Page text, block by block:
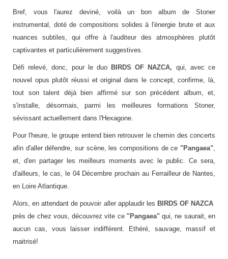
Bref, vous l'aurez deviné, voilà un bon album de Stoner
instrumental, doté de compositions solides à l'énergie brute et aux
nuances subtiles, qui offre à l'auditeur des atmosphères plutôt
captivantes et particulièrement suggestives.
Défi relevé, donc, pour le duo BIRDS OF NAZCA, qui, avec ce
nouvel opus plutôt réussi et original dans le concept, confirme, là,
tout son talent déjà bien affirmé sur son précédent album, et,
s'installe, désormais, parmi les meilleures formations Stoner,
sévissant actuellement dans l'Hexagone.
Pour l'heure, le groupe entend bien retrouver le chemin des concerts
afin d'aller défendre, sur scène, les compositions de ce "Pangaea"
et, d'en partager les meilleurs moments avec le public. Ce sera,
d'ailleurs, le cas, le 04 Décembre prochain au Ferrailleur de Nantes,
en Loire Atlantique.
Alors, en attendant de pouvoir aller applaudir les BIRDS OF NAZCA
près de chez vous, découvrez vite ce "Pangaea"qui, ne saurait, en
aucun cas, vous laisser indifférent. Ethéré, sauvage, massif et
maitrisé!